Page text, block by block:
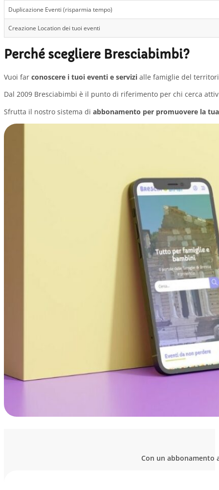
Duplicazione Eventi (risparmia tempo)
Creazione Location dei tuoi eventi
Perché scegliere Bresciabimbi?
Vuoi far conoscere i tuoi eventi e servizi alle famiglie del
Dal 2009 Bresciabimbi è il punto di riferimento per chi cerca
Sfrutta il nostro sistema di abbonamento per promuovere la
Con un abbonamento